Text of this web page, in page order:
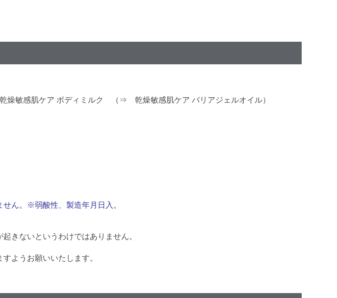
感肌ケア ボディミルク （⇒ 乾燥敏感肌ケア バリアジェルオイル）
ん。※弱酸性、製造年月日入。
きないというわけではありません。
ようお願いいたします。